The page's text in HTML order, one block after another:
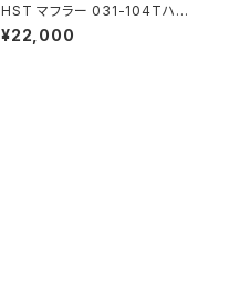
HST マフラー 031-104Tハイ
エース TRH224W(2WD)トヨ
タ 本体オールステンレス パイプ
¥22,000